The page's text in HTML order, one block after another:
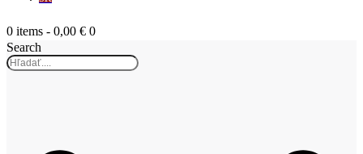
0 items - 0,00 € 0
Search